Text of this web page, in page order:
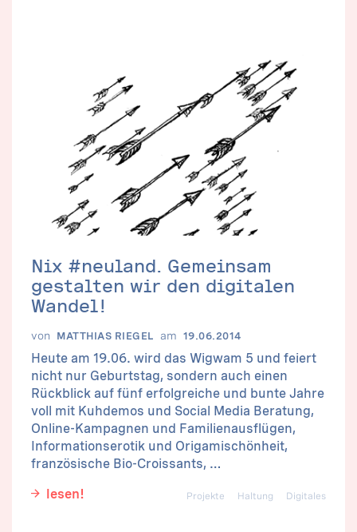
Nix #neuland. Gemeinsam
gestalten wir den digitalen
Wandel!
von MATTHIAS RIEGEL am 19.06.2014
Heute am 19.06. wird das Wigwam 5 und feiert
nicht nur Geburtstag, sondern auch einen
Rückblick auf fünf erfolgreiche und bunte Jahre
voll mit Kuhdemos und Social Media Beratung,
Online-Kampagnen und Familienausflügen,
Informationserotik und Origamischönheit,
französische Bio-Croissants, …
lesen!
Digitales
Haltung
Projekte